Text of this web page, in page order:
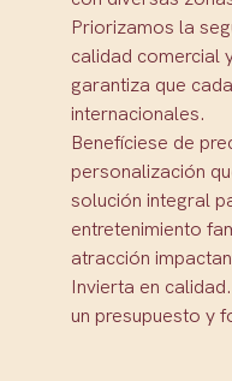
Priorizamos la
calidad comercial
garantiza que
internacionales.
Benefíciese de
personalización
solución integral
entretenimiento
atracción
Invierta en
un presupuesto y